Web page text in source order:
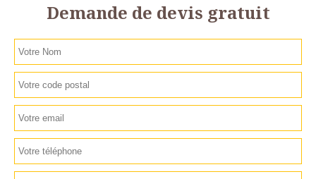
Demande de devis gratuit